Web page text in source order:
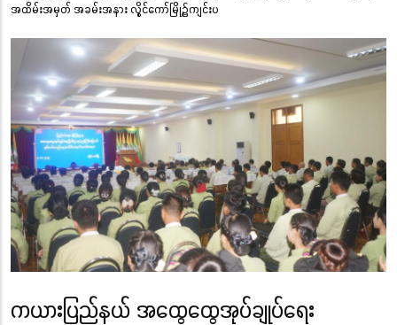
အထိမ်းအမှတ် အခမ်းအနား လွိုင်ကော်မြို့၌ကျင်းပ
ကယားပြည်နယ် အထွေထွေအုပ်ချုပ်ရေး